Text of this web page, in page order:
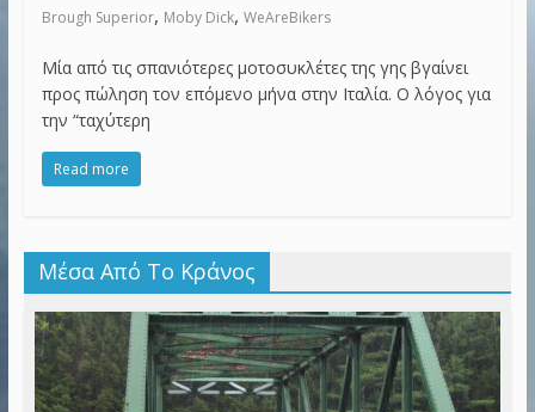
Brough Superior, Moby Dick, WeAreBikers
Μία από τις σπανιότερες μοτοσυκλέτες της γης βγαίνει
προς πώληση τον επόμενο μήνα στην Ιταλία. Ο λόγος για
την “ταχύτερη
Read more
Μέσα Από Το Κράνος